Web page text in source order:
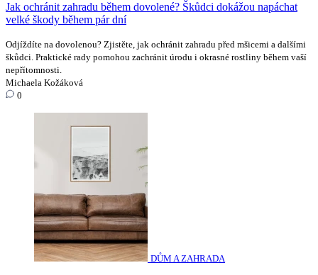
Jak ochránit zahradu během dovolené? Škůdci dokážou napáchat
velké škody během pár dní
Odjíždíte na dovolenou? Zjistěte, jak ochránit zahradu před mšicemi a dalšími
škůdci. Praktické rady pomohou zachránit úrodu i okrasné rostliny během vaší
nepřítomnosti.
Michaela Kožáková
0
DŮM A ZAHRADA